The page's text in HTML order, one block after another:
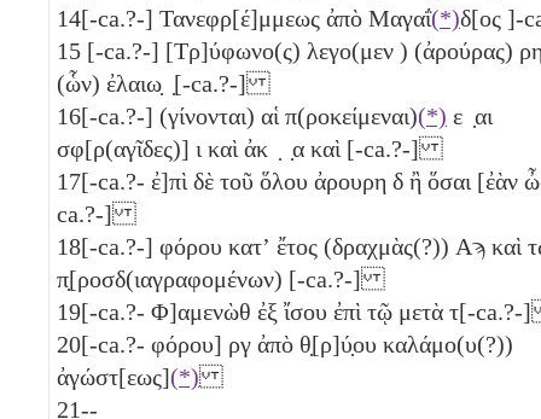
14[-ca.?-] Τανεφρ[έ]μμεως ἀπὸ Μαγαΐ(*)δ[ος
15 [-ca.?-] [Τρ]ύφωνο(ς) λεγο(μεν ) (ἀρούρας)
(ὧν) ἐλαιω̣ ̣[-ca.?-]
16[-ca.?-] (γίνονται) αἱ π(ροκείμεναι)(*) ε ̣αι
σφ[ρ(αγῖδες)] ι καὶ ἀκ ̣ ̣α καὶ [-ca.?-]
17[-ca.?- ἐ]πὶ δὲ τοῦ ὅλου ἀρουρη δ ἢ ὅσαι [ἐὰν
ca.?-]
18[-ca.?-] φόρου κατʼ ἔτος (δραχμὰς(?)) Αϡ καὶ
π̣[ροσδ(ιαγραφομένων) [-ca.?-]
19[-ca.?- Φ]αμενὼθ ἐξ ἴσου ἐπὶ τῷ μετὰ τ[-
20[-ca.?- φόρου] ργ ἀπὸ θ̣[ρ]ύ̣ου καλάμο(υ(?))
ἀγώστ[εως](*)
21--